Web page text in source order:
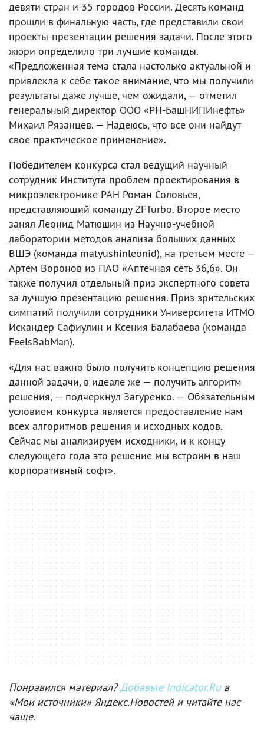
девяти стран и 35 городов России. Десять команд
прошли в финальную часть, где представили свои
проекты-презентации решения задачи. После этого
жюри определило три лучшие команды.
«Предложенная тема стала настолько актуальной и
привлекла к себе такое внимание, что мы получили
результаты даже лучше, чем ожидали, — отметил
генеральный директор ООО «РН-БашНИПИнефть»
Михаил Рязанцев. — Надеюсь, что все они найдут
свое практическое применение».
Победителем конкурса стал ведущий научный
сотрудник Института проблем проектирования в
микроэлектронике РАН Роман Соловьев,
представляющий команду ZFTurbo. Второе место
занял Леонид Матюшин из Научно-учебной
лаборатории методов анализа больших данных
ВШЭ (команда matyushinleonid), на третьем месте —
Артем Воронов из ПАО «Аптечная сеть 36,6». Он
также получил отдельный приз экспертного совета
за лучшую презентацию решения. Приз зрительских
симпатий получили сотрудники Университета ИТМО
Искандер Сафиулин и Ксения Балабаева (команда
FeelsBabMan).
«Для нас важно было получить концепцию решения
данной задачи, в идеале же — получить алгоритм
решения, — подчеркнул Загуренко. — Обязательным
условием конкурса является предоставление нам
всех алгоритмов решения и исходных кодов.
Сейчас мы анализируем исходники, и к концу
следующего года это решение мы встроим в наш
корпоративный софт».
Понравился материал?Добавьте Indicator.Ruв
«Мои источники» Яндекс.Новостей и читайте нас
чаще.